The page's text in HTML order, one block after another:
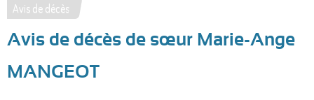
Vous
êtes
ici
Avis de décès
Avis de décès de sœur Marie-Ange
MANGEOT